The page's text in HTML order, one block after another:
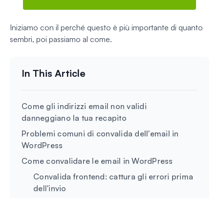
Iniziamo con il perché questo è più importante di quanto
sembri, poi passiamo al come.
Come gli indirizzi email non validi
danneggiano la tua recapito
Problemi comuni di convalida dell'email in
WordPress
Come convalidare le email in WordPress
Convalida frontend: cattura gli errori prima
dell'invio